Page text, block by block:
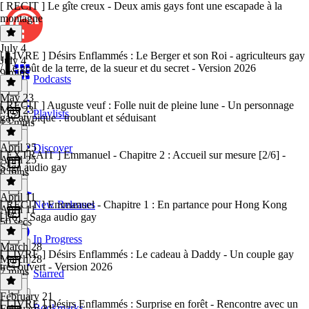
Podcasts
Playlists
Discover
New Releases
In Progress
Starred
[ RECIT ] Le gîte creux - Deux amis gays font une escapade à la
montagne
July 4
July 4
9 mins
[ LIVRE ] Désirs Enflammés : Le Berger et son Roi - agriculteurs gay
/ Le goût de la terre, de la sueur et du secret - Version 2026
May 23
May 23
13 mins
[ RECIT ] Auguste veuf : Folle nuit de pleine lune - Un personnage
gay atypique : troublant et séduisant
April 25
April 25
8 mins
[ EXTRAIT ] Emmanuel - Chapitre 2 : Accueil sur mesure [2/6] -
Saga audio gay
April 11
April 11
50 secs
[ RECIT ] Emmanuel - Chapitre 1 : En partance pour Hong Kong
[1/6] - Saga audio gay
March 28
March 28
7 mins
[ LIVRE ] Désirs Enflammés : Le cadeau à Daddy - Un couple gay
très ouvert - Version 2026
February 21
[ LIVRE ] Désirs Enflammés : Surprise en forêt - Rencontre avec un